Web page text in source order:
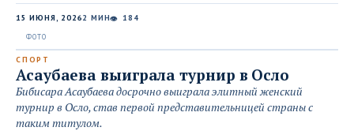
15 ИЮНЯ, 20262 МИН👁 184
СПОРТ
Асаубаева выиграла турнир в Осло
Бибисара Асаубаева досрочно выиграла элитный женский
турнир в Осло, став первой представительницей страны с
таким титулом.